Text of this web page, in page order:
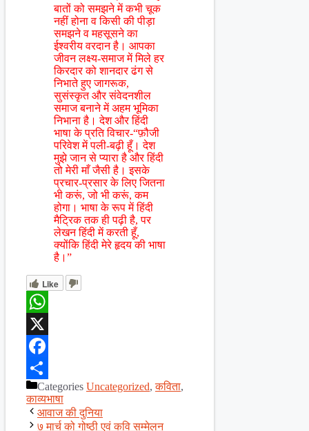
बातों को समझने में कभी चूक
नहीं होना व किसी की पीड़ा
समझने व महसूसने का
ईश्वरीय वरदान है। आपका
जीवन लक्ष्य-समाज में मिले हर
किरदार को शानदार ढंग से
निभाते हुए जागरूक,
सुसंस्कृत और संवेदनशील
समाज बनाने में अहम भूमिका
निभाना है। देश और हिंदी
भाषा के प्रति विचार-“फ़ौजी
परिवेश में पली-बढ़ी हूँ। देश
मुझे जान से प्यारा है और हिंदी
तो मेरी माँ जैसी है। इसके
प्रचार-प्रसार के लिए जितना
भी करूं, जो भी करूं, कम
होगा। भाषा के रूप में हिंदी
मैट्रिक तक ही पढ़ी है, पर
लेखन हिंदी में करती हूँ,
क्योंकि हिंदी मेरे हृदय की भाषा
है।”
Like
WhatsApp
X
Facebook
ShareCategories Uncategorized,कविता,
काव्यभाषा
आवाज की दुनिया
७ मार्च को गोष्ठी एवं कवि सम्मेलन